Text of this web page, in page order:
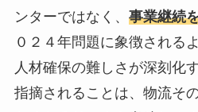
ンターではなく、 事業継続
０２４年問題に象徴される
人材確保の難しさが深刻化
指摘されることは、物流そ